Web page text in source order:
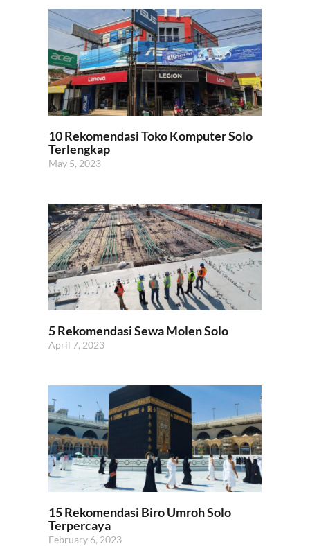
10 Rekomendasi Toko Komputer Solo
Terlengkap
May 5, 2023
5 Rekomendasi Sewa Molen Solo
April 7, 2023
15 Rekomendasi Biro Umroh Solo
Terpercaya
February 6, 2023